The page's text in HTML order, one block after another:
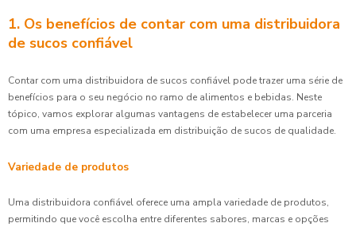
1. Os benefícios de contar com uma distribuidora
de sucos confiável
Contar com uma distribuidora de sucos confiável pode trazer uma série de
benefícios para o seu negócio no ramo de alimentos e bebidas. Neste
tópico, vamos explorar algumas vantagens de estabelecer uma parceria
com uma empresa especializada em distribuição de sucos de qualidade.
Variedade de produtos
Uma distribuidora confiável oferece uma ampla variedade de produtos,
permitindo que você escolha entre diferentes sabores, marcas e opções